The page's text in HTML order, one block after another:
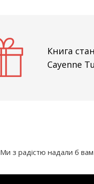
Книга
Cayenne
Ми з радістю надали б вам